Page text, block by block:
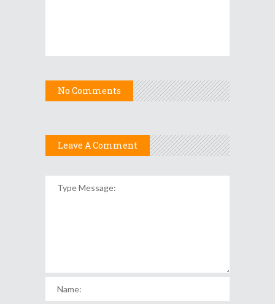
No Comments
Leave A Comment